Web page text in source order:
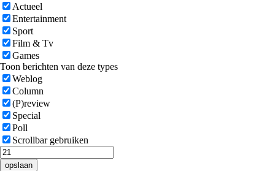
Actueel
Entertainment
Sport
Film & Tv
Games
Toon berichten van deze types
Weblog
Column
(P)review
Special
Poll
Scrollbar gebruiken
opslaan